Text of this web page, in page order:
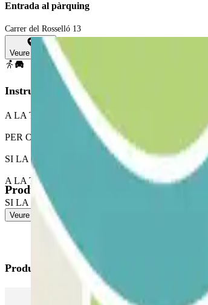
Entrada al pàrquing
Carrer del Rosselló 13
Veure mapa
Instruccions
A LA TEVA ARRIBADA: Accedeix al pàrquing.
PER OBRIR LA BARRERA: Atura't enfront de la
SI LA BARRERA NO S'OBRE: Prova usar el QR
A LA TEVA SORTIDA: Atura't enfront de la barrera.
SI LA TEVA RESERVA PERMET ENTRADES I
Veure més
Productes disponibles
Productes de Parclick